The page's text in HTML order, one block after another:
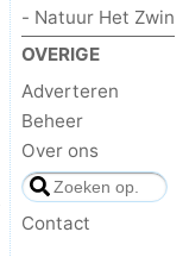
- Natuur Het Zwin
OVERIGE
Adverteren
Beheer
Over ons
Contact